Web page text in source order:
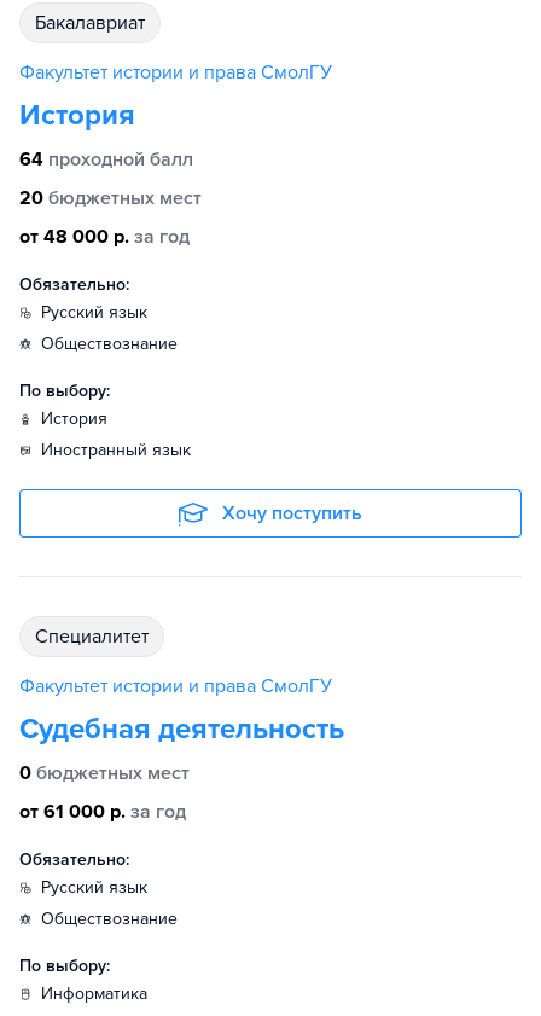
бакалавриат
Факультет истории и права СмолГУ
История
64 проходной балл
20 бюджетных мест
от 48 000 р. за год
Обязательно:
русский язык
обществознание
По выбору:
история
иностранный язык
Хочу поступить
специалитет
Факультет истории и права СмолГУ
Судебная деятельность
0 бюджетных мест
от 61 000 р. за год
Обязательно:
русский язык
обществознание
По выбору:
информатика